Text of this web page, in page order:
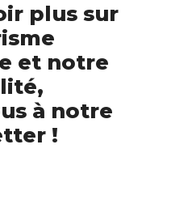
plus sur
et notre
à notre
!